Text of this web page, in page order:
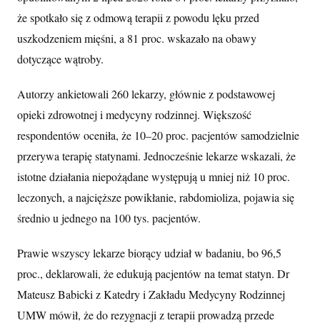
że spotkało się z odmową terapii z powodu lęku przed
uszkodzeniem mięśni, a 81 proc. wskazało na obawy
dotyczące wątroby.
Autorzy ankietowali 260 lekarzy, głównie z podstawowej
opieki zdrowotnej i medycyny rodzinnej. Większość
respondentów oceniła, że 10–20 proc. pacjentów samodzielnie
przerywa terapię statynami. Jednocześnie lekarze wskazali, że
istotne działania niepożądane występują u mniej niż 10 proc.
leczonych, a najcięższe powikłanie, rabdomioliza, pojawia się
średnio u jednego na 100 tys. pacjentów.
Prawie wszyscy lekarze biorący udział w badaniu, bo 96,5
proc., deklarowali, że edukują pacjentów na temat statyn. Dr
Mateusz Babicki z Katedry i Zakładu Medycyny Rodzinnej
UMW mówił, że do rezygnacji z terapii prowadzą przede